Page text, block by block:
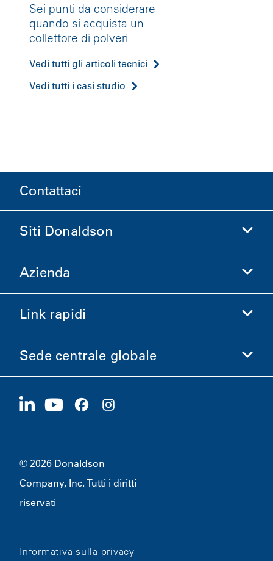
Sei punti da considerare
quando si acquista un
collettore di polveri
Vedi tutti gli articoli tecnici
Vedi tutti i casi studio
Contattaci
Siti Donaldson
Donaldson Life Sciences
Acquista Donaldson
Azienda
Informazioni aziendali
Etica e Conformità
Carriere
Link rapidi
Investitori
Fornitori
Sostenibilità
Sede centrale globale
1400 W 94th Street
© 2026 Donaldson
Company, Inc. Tutti i diritti
riservati
Informativa sulla privacy